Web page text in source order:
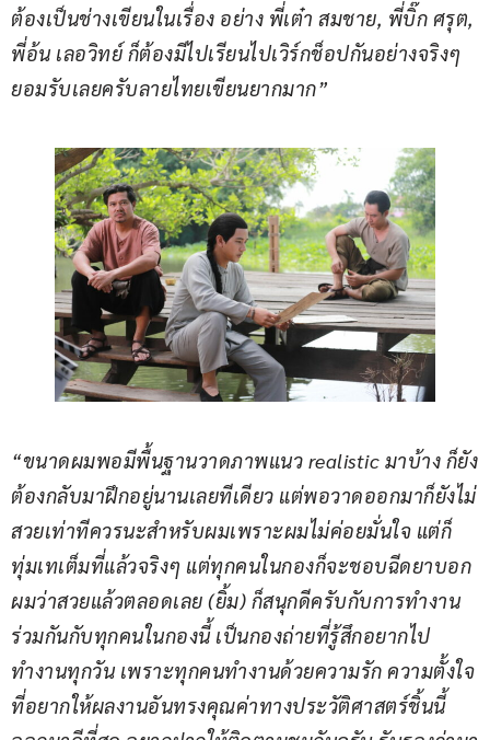
ต้องเป็นช่างเขียนในเรื่อง อย่าง พี่เต๋า สมชาย, พี่บิ๊ก ศรุต,
พี่อ้น เลอวิทย์ ก็ต้องมีไปเรียนไปเวิร์กช็อปกันอย่างจริงๆ
ยอมรับเลยครับลายไทยเขียนยากมาก”
“ขนาดผมพอมีพื้นฐานวาดภาพแนว realistic มาบ้าง ก็ยัง
ต้องกลับมาฝึกอยู่นานเลยทีเดียว แต่พอวาดออกมาก็ยังไม่
สวยเท่าทีควรนะสำหรับผมเพราะผมไม่ค่อยมั่นใจ แต่ก็
ทุ่มเทเต็มที่แล้วจริงๆ แต่ทุกคนในกองก็จะชอบฉีดยาบอก
ผมว่าสวยแล้วตลอดเลย (ยิ้ม) ก็สนุกดีครับกับการทำงาน
ร่วมกันกับทุกคนในกองนี้ เป็นกองถ่ายที่รู้สึกอยากไป
ทำงานทุกวัน เพราะทุกคนทำงานด้วยความรัก ความตั้งใจ
ที่อยากให้ผลงานอันทรงคุณค่าทางประวัติศาสตร์ชิ้นนี้